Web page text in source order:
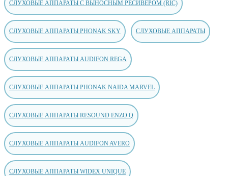
СЛУХОВЫЕ АППАРАТЫ С ВЫНОСНЫМ РЕСИВЕРОМ (RIC)
СЛУХОВЫЕ АППАРАТЫ PHONAK SKY СЛУХОВЫЕ АППАРАТЫ
СЛУХОВЫЕ АППАРАТЫ AUDIFON REGA
СЛУХОВЫЕ АППАРАТЫ PHONAK NAIDA MARVEL
СЛУХОВЫЕ АППАРАТЫ RESOUND ENZO Q
СЛУХОВЫЕ АППАРАТЫ AUDIFON AVERO
СЛУХОВЫЕ АППАРАТЫ WIDEX UNIQUE